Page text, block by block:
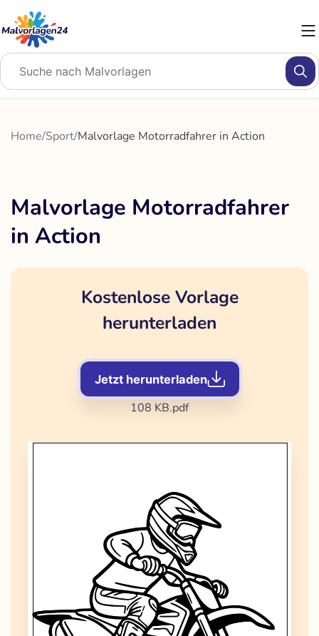
Inhalt
springen
Home/Sport/Malvorlage Motorradfahrer in Action
Malvorlage Motorradfahrer
in Action
Kostenlose Vorlage
herunterladen
Jetzt herunterladen
108 KB.pdf